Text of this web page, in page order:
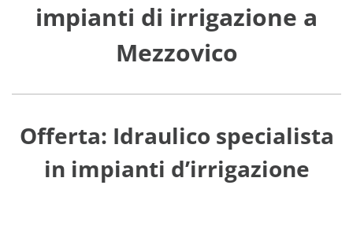
impianti di irrigazione a
Mezzovico
Offerta: Idraulico specialista
in impianti d’irrigazione